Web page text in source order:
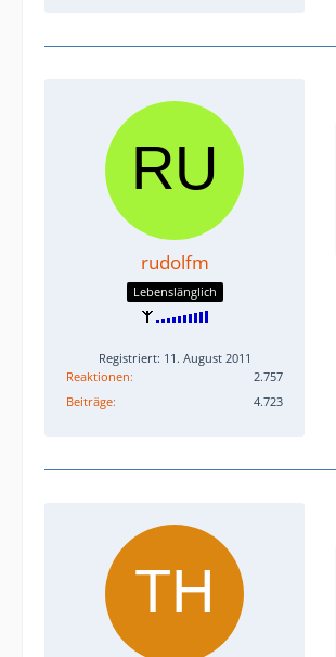
rudolfm
Lebenslänglich
Registriert: 11. August 2011
Reaktionen
2.757
Beiträge
4.723